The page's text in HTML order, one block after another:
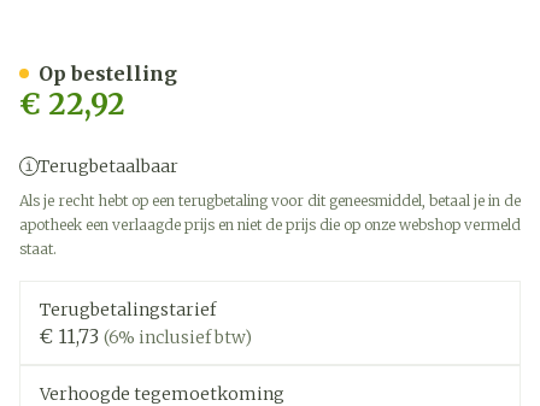
€ 22,92
Terugbetaalbaar
Als je recht hebt op een terugbetaling voor dit geneesmiddel, betaal je in de
apotheek een verlaagde prijs en niet de prijs die op onze webshop vermeld
staat.
Terugbetalingstarief
€ 11,73 (6% inclusief btw)
Verhoogde tegemoetkoming
Op bestelling